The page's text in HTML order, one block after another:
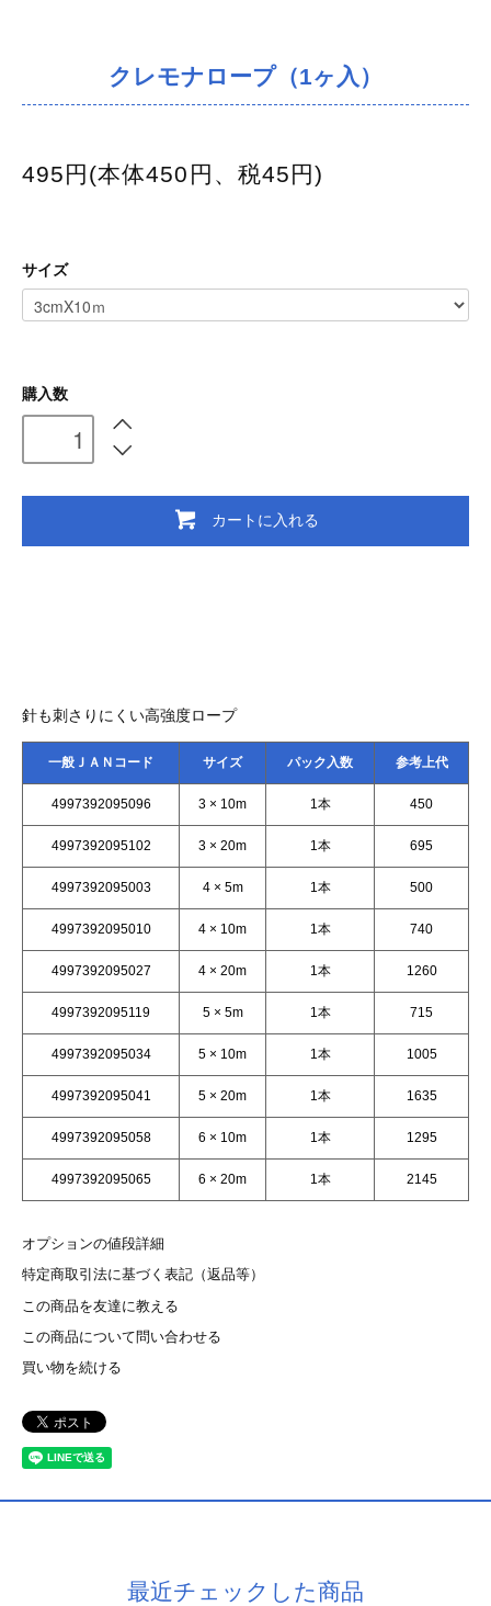
クレモナロープ（1ヶ入）
495円(本体450円、税45円)
サイズ
購入数
カートに入れる
針も刺さりにくい高強度ロープ
一般ＪＡＮコード サイズ パック入数 参考上代
4997392095096 3 × 10m 1本 450
4997392095102 3 × 20m 1本 695
4997392095003 4 × 5m 1本 500
4997392095010 4 × 10m 1本 740
4997392095027 4 × 20m 1本 1260
4997392095119 5 × 5m 1本 715
4997392095034 5 × 10m 1本 1005
4997392095041 5 × 20m 1本 1635
4997392095058 6 × 10m 1本 1295
4997392095065 6 × 20m 1本 2145
オプションの値段詳細
特定商取引法に基づく表記（返品等）
この商品を友達に教える
この商品について問い合わせる
買い物を続ける
最近チェックした商品